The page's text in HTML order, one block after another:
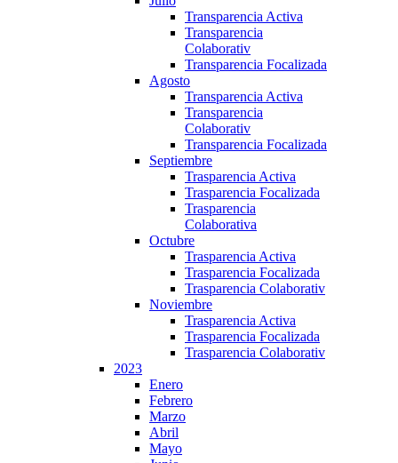
Transparencia Activa
Transparencia
Colaborativ
Transparencia Focalizada
Agosto
Transparencia Activa
Transparencia
Colaborativ
Transparencia Focalizada
Septiembre
Trasparencia Activa
Trasparencia Focalizada
Trasparencia
Colaborativa
Octubre
Trasparencia Activa
Trasparencia Focalizada
Trasparencia Colaborativ
Noviembre
Trasparencia Activa
Trasparencia Focalizada
Trasparencia Colaborativ
2023
Enero
Febrero
Marzo
Abril
Mayo